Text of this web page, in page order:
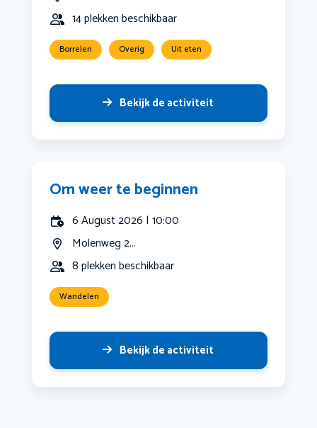
14 plekken beschikbaar
Borrelen Overig Uit eten
Bekijk de activiteit
Om weer te beginnen
6 August 2026 | 10:00
Molenweg 2...
8 plekken beschikbaar
Wandelen
Bekijk de activiteit